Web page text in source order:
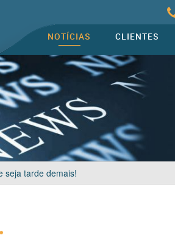
NOTÍCIAS CLIENTES
seja tarde demais!